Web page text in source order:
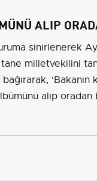
ALIP
sinirlenerek
milletvekilini
alıp